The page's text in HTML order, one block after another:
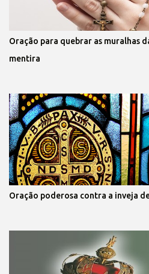
Oração para quebrar as muralhas
mentira
Oração poderosa contra a inveja